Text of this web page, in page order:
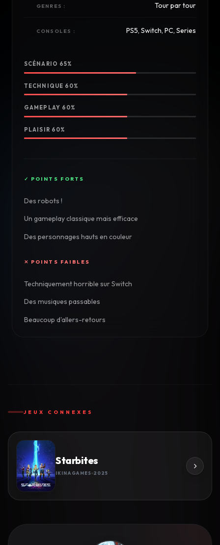
GENRES : Tour par tour
CONSOLES : PS5, Switch, PC, Series
SCÉNARIO 65%
TECHNIQUE 60%
GAMEPLAY 60%
PLAISIR 60%
Des robots !
Un gameplay classique mais efficace
Des personnages hauts en couleur
Techniquement horrible sur Switch
Des musiques passables
Beaucoup d'allers-retours
JEUX CONNEXES
Starbites
IKINAGAMES 2025